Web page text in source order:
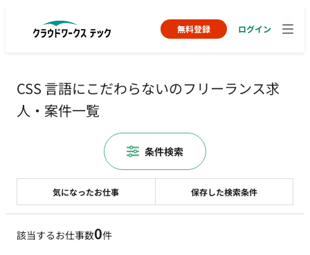
無料登録 ログイン
CSS 言語にこだわらないのフリーランス求
人・案件一覧
該当するお仕事数0件
気になったお仕事 保存した検索条件
条件検索